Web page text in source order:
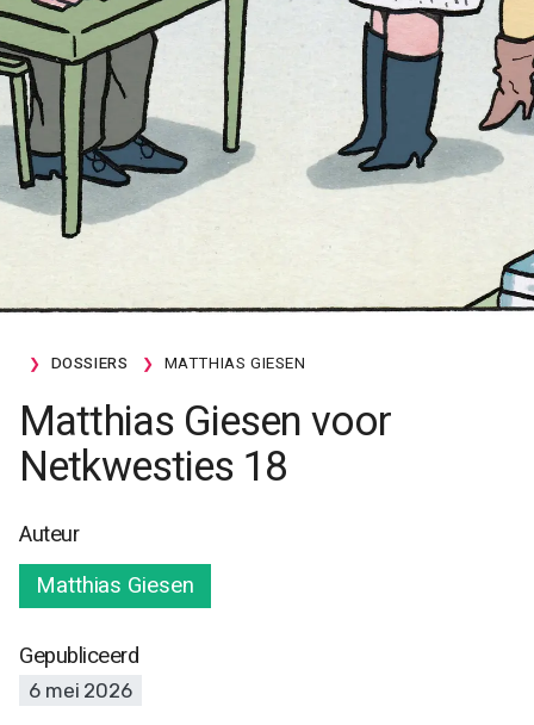
DOSSIERS MATTHIAS GIESEN
Matthias Giesen voor
Netkwesties 18
Auteur
Matthias Giesen
Gepubliceerd
6 mei 2026